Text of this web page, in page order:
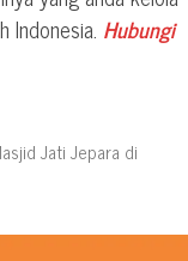
Indonesia. Hubungi
Jati Jepara di